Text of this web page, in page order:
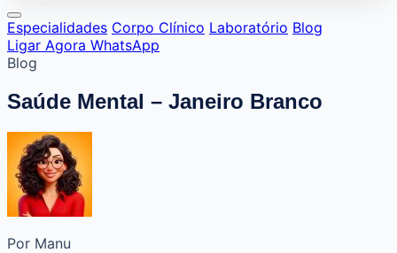
Especialidades Corpo Clínico Laboratório Blog
Ligar Agora WhatsApp
Blog
Saúde Mental – Janeiro Branco
Por Manu